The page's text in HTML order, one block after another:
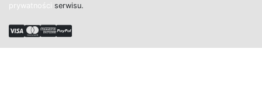
prywatności serwisu.